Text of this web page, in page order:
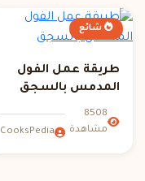
شائع
طريقة عمل الفول
المدمس بالسجق
8508
مشاهدة
CooksPedia